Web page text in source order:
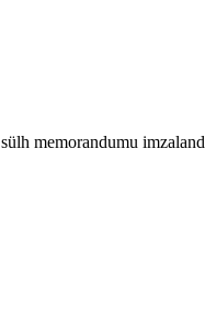
memorandumu